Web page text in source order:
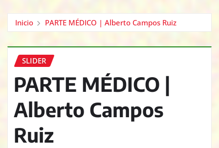
Inicio PARTE MÉDICO | Alberto Campos Ruiz
SLIDER
PARTE MÉDICO |
Alberto Campos
Ruiz